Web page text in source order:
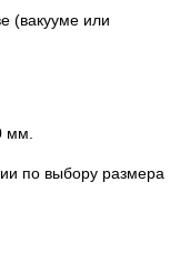
(вакууме или
мм.
по выбору размера